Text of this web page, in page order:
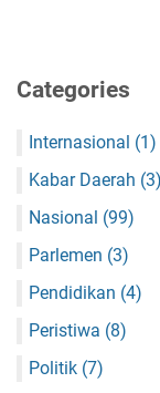
Categories
Internasional (1)
Kabar Daerah (3)
Nasional (99)
Parlemen (3)
Pendidikan (4)
Peristiwa (8)
Politik (7)